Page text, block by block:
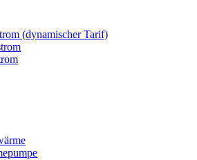
(dynamischer Tarif)